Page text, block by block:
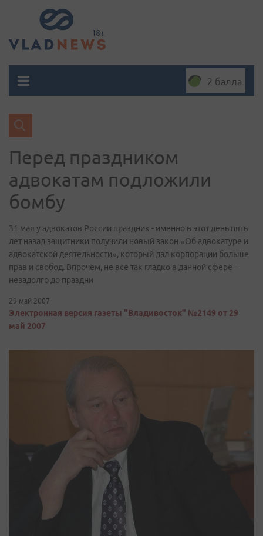
2 балла
Перед праздником
адвокатам подложили
бомбу
31 мая у адвокатов России праздник - именно в этот день пять
лет назад защитники получили новый закон «Об адвокатуре и
адвокатской деятельности», который дал корпорации больше
прав и свобод. Впрочем, не все так гладко в данной сфере –
незадолго до праздни
29 май 2007
Электронная версия газеты "Владивосток" №2149 от 29
май 2007